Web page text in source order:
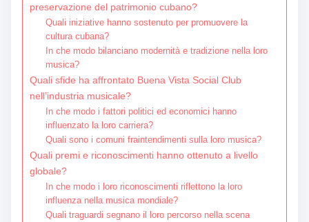
preservazione del patrimonio cubano?
Quali iniziative hanno sostenuto per promuovere la
cultura cubana?
In che modo bilanciano modernità e tradizione nella loro
musica?
Quali sfide ha affrontato Buena Vista Social Club
nell’industria musicale?
In che modo i fattori politici ed economici hanno
influenzato la loro carriera?
Quali sono i comuni fraintendimenti sulla loro musica?
Quali premi e riconoscimenti hanno ottenuto a livello
globale?
In che modo i loro riconoscimenti riflettono la loro
influenza nella musica mondiale?
Quali traguardi segnano il loro percorso nella scena